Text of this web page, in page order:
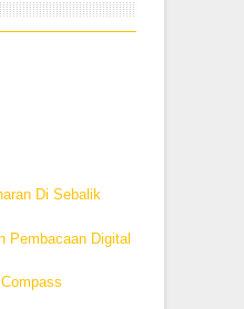
Di Sebalik
Pembacaan Digital